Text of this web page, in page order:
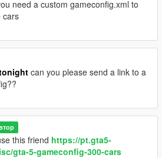
need a custom gameconfig.xml to
cars
can you please send a link to a
this friend https://pt.gta5-
gta-5-gameconfig-300-cars